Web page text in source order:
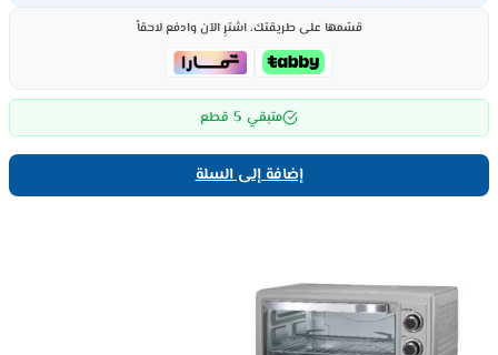
قسّمها على طريقتك، اشترِ الآن وادفع لاحقاً
متبقي 5 قطع
إضافة إلى السلة